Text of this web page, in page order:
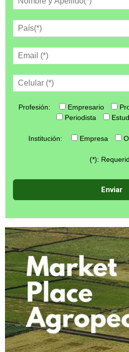
Profesión: Empresario
Periodista
Institución: Empresa
(*):